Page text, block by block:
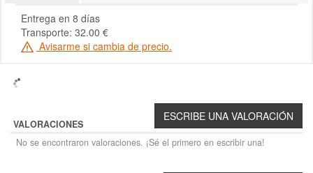
Entrega en 8 días
Transporte: 32.00 €
Avisarme si cambia de precio.
VALORACIONES
No se encontraron valoraciones. ¡Sé el primero en escribir una!